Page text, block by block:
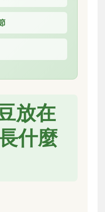
放在
什麼